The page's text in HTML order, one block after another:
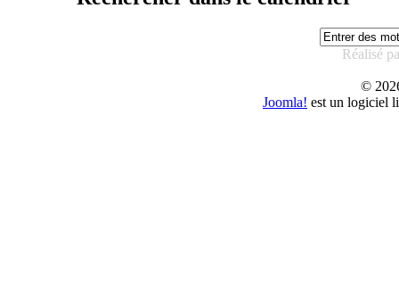
Réalisé
©
Joomla! est un logiciel